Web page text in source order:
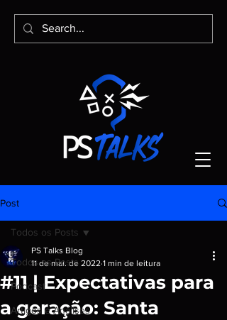
Post
Todos os Posts
Podcast
Artigos e Análises
Todos os Posts
#11 | Expectativas para
a geração: Santa
PS Talks Blog
11 de mai. de 2022 1 min de leitura